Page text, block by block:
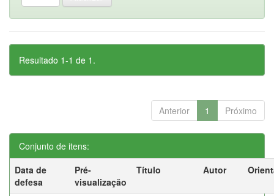
Resultado 1-1 de 1.
Anterior 1 Próximo
Conjunto de itens:
Data de
defesa
Pré-
visualização
Título Autor